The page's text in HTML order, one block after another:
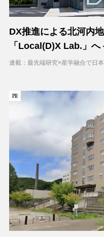
DX推進による北河内
「Local(D)X Lab.」
空間で地域DXに挑む
連載：最先端研究×産学融合で日
PR
PR